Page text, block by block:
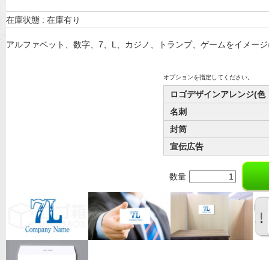
在庫状態 : 在庫有り
アルファベット、数字、7、L、カジノ、トランプ、ゲームをイメー
オプションを指定してください。
ロゴデザインアレンジ(
名刺
封筒
宣伝広告
数量